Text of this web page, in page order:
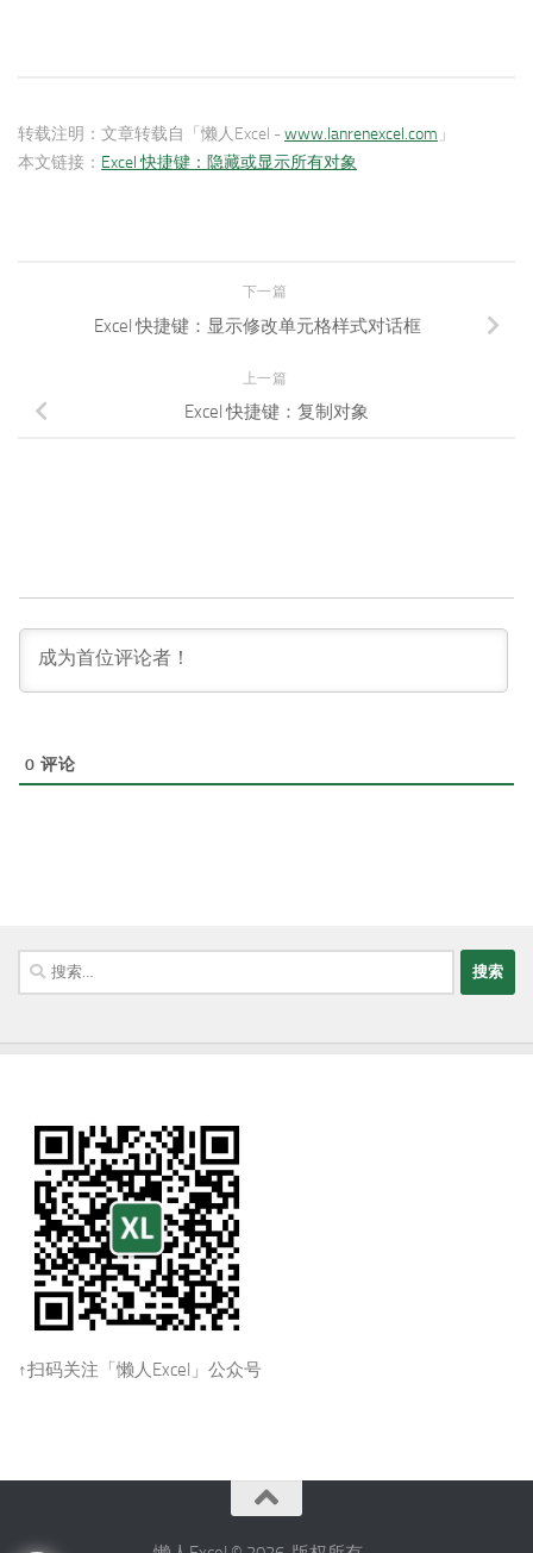
转载注明： 文章转载自「懒人Excel -www.lanrenexcel.com 」
本文链接： Excel 快捷键：隐藏或显示所有对象
下一篇
Excel 快捷键：显示修改单元格样式对话框
上一篇
Excel 快捷键：复制对象
0 评论
搜
索：
↑扫码关注「懒人Excel」公众号